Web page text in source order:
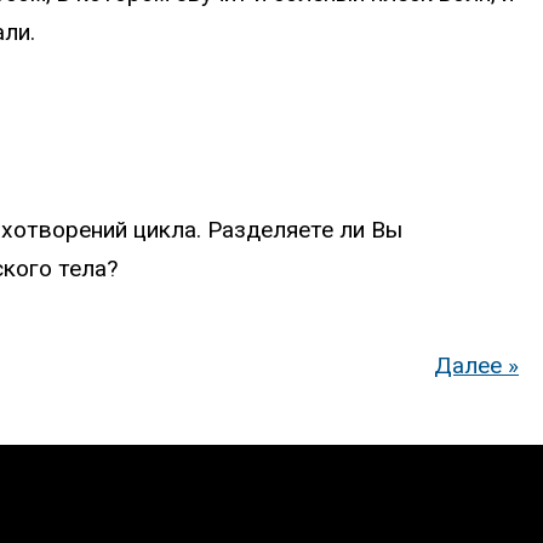
цикла. Разделяете ли Вы
тела?
Далее »